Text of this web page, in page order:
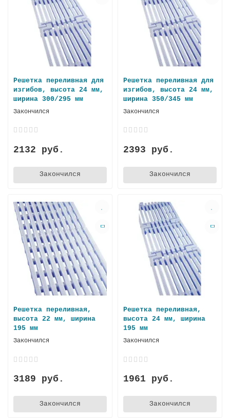
Решетка переливная для
изгибов, высота 24 мм,
ширина 300/295 мм
Закончился
2132 руб.
Закончился
Решетка переливная для
изгибов, высота 24 мм,
ширина 350/345 мм
Закончился
2393 руб.
Закончился
Решетка переливная,
высота 22 мм, ширина
195 мм
Закончился
3189 руб.
Закончился
Решетка переливная,
высота 24 мм, ширина
195 мм
Закончился
1961 руб.
Закончился